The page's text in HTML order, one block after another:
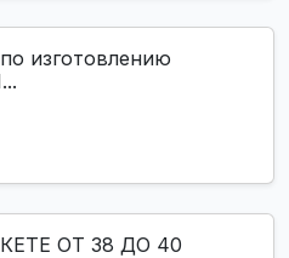
изготовлению
ОТ 38 ДО 40